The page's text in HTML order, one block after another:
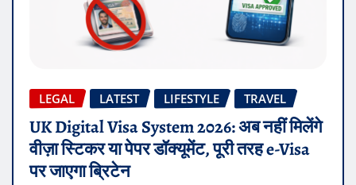
LEGAL LATEST LIFESTYLE TRAVEL
UK Digital Visa System 2026: अब नहीं मिलेंगे
वीज़ा स्टिकर या पेपर डॉक्यूमेंट, पूरी तरह e-Visa
पर जाएगा ब्रिटेन